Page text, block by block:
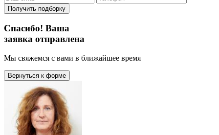
Получить подборку
Спасибо! Ваша
заявка отправлена
Мы свяжемся с вами в ближайшее время
Вернуться к форме